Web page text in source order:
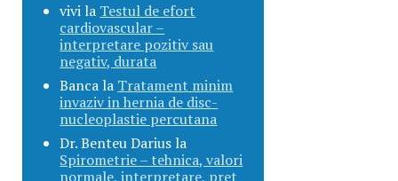
vivi la Testul de efort
cardiovascular –
interpretare pozitiv sau
negativ, durata
Banca la Tratament minim
invaziv in hernia de disc-
nucleoplastie percutana
Dr. Benteu Darius la
Spirometrie – tehnica, valori
normale, interpretare, pret